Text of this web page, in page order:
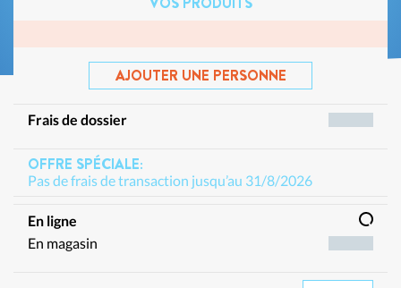
AJOUTER UNE PERSONNE
Frais de dossier
OFFRE SPÉCIALE:
Pas de frais de transaction jusqu’au 31/8/2026
En ligne
En magasin